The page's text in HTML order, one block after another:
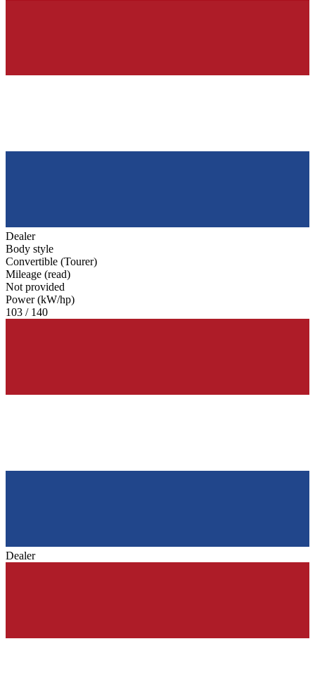
Dealer
Body style
Convertible (Tourer)
Mileage (read)
Not provided
Power (kW/hp)
103 / 140
Dealer